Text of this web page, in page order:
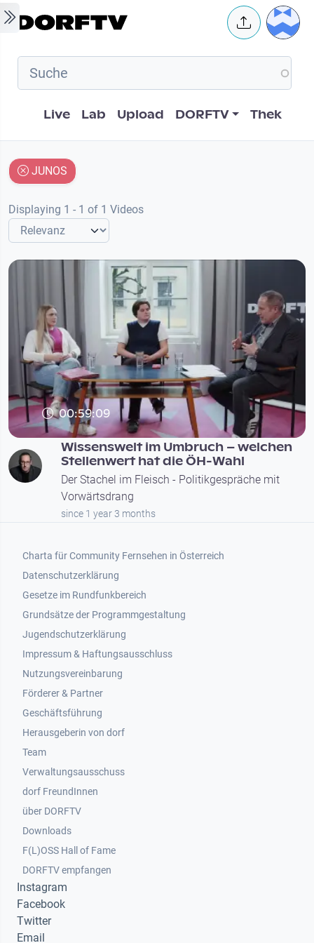
Skip to main content User
Hauptnavigation
Live Lab Upload DORFTV Thek
JUNOS
Displaying 1 - 1 of 1 Videos
00:59:09
Wissenswelt im Umbruch – welchen
Stellenwert hat die ÖH-Wahl
Der Stachel im Fleisch - Politikgespräche mit
Vorwärtsdrang
since 1 year 3 months
Footer 1
Charta für Community Fernsehen in Österreich
Datenschutzerklärung
Gesetze im Rundfunkbereich
Grundsätze der Programmgestaltung
Jugendschutzerklärung
Impressum & Haftungsausschluss
Nutzungsvereinbarung
Footer 2
Förderer & Partner
Geschäftsführung
Herausgeberin von dorf
Team
Verwaltungsausschuss
dorf FreundInnen
Footer 3
über DORFTV
Downloads
F(L)OSS Hall of Fame
Footer 4
DORFTV empfangen
Instagram
Facebook
Twitter
Email